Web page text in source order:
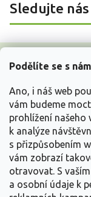
Podělíte se s
Ano, i náš web
vám budeme
prohlížení našeho
k analýze
s přizpůsobením
vám zobrazí
otravovat. S
a osobní údaje k
Sledujte
Z
Vše o nákupu
Informace pro
Kontakujte nás